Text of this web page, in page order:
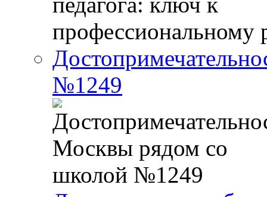
№1249